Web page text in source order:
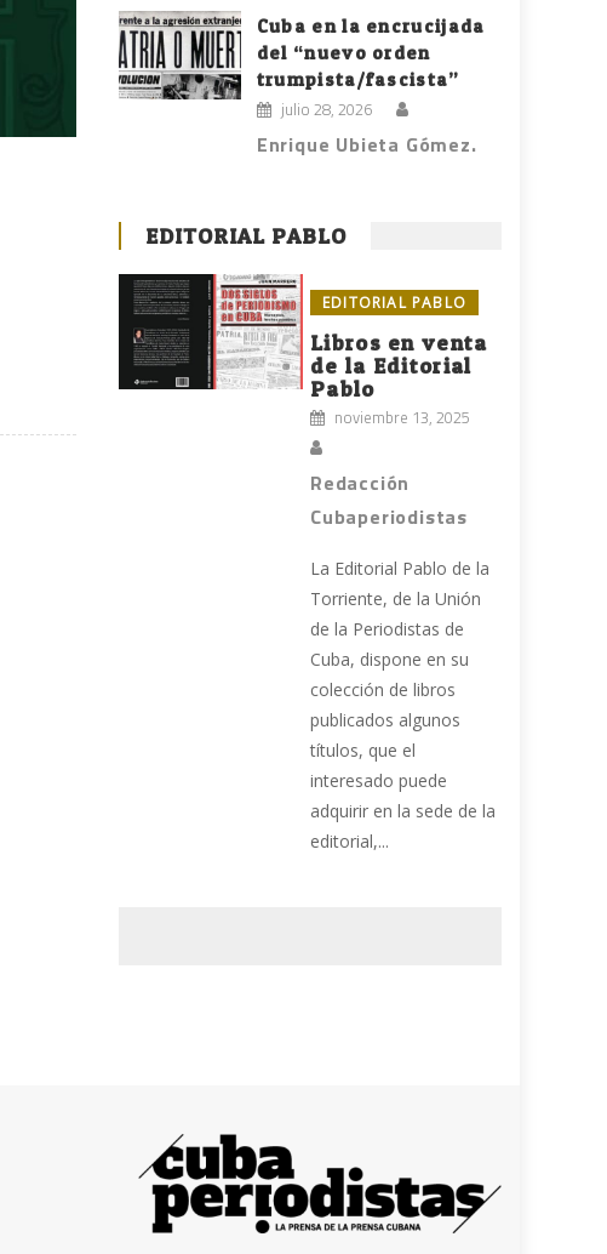
Cuba en la encrucijada
del “nuevo orden
trumpista/fascista”
julio 28, 2026
Enrique Ubieta Gómez.
EDITORIAL PABLO
EDITORIAL PABLO
Libros en venta
de la Editorial
Pablo
noviembre 13, 2025
Redacción
Cubaperiodistas
La Editorial Pablo de la
Torriente, de la Unión
de la Periodistas de
Cuba, dispone en su
colección de libros
publicados algunos
títulos, que el
interesado puede
adquirir en la sede de la
editorial,...